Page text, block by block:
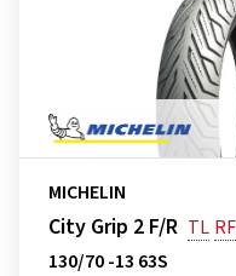
MICHELIN
City Grip 2 F/R TL RF
130/70 -13 63S